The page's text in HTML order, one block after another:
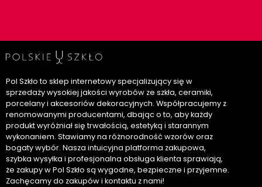
Pol Szkło to sklep internetowy specjalizujący się w
sprzedaży wysokiej jakości wyrobów ze szkła, ceramiki,
porcelany i akcesoriów dekoracyjnych. Współpracujemy z
renomowanymi producentami, dbając o to, aby każdy
produkt wyróżniał się trwałością, estetyką i starannym
wykonaniem. Stawiamy na różnorodność wzorów oraz
bogaty wybór. Nasza intuicyjna platforma zakupowa,
szybka wysyłka i profesjonalna obsługa klienta sprawiają,
że zakupy w Pol Szkło są wygodne, bezpieczne i przyjemne.
Zachęcamy do zakupów i kontaktu z nami!